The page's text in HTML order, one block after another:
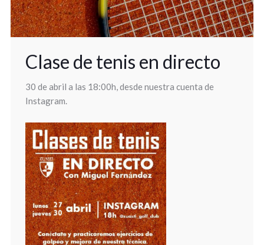
Clase de tenis en directo
30 de abril a las 18:00h, desde nuestra cuenta de
Instagram.